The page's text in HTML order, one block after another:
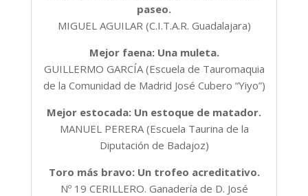
paseo.
MIGUEL AGUILAR (C.I.T.A.R. Guadalajara)
Mejor faena: Una muleta.
GUILLERMO GARCÍA (Escuela de Tauromaquia
de la Comunidad de Madrid José Cubero “Yiyo”)
Mejor estocada: Un estoque de matador.
MANUEL PERERA (Escuela Taurina de la
Diputación de Badajoz)
Toro más bravo: Un trofeo acreditativo.
Nº 19 CERILLERO. Ganadería de D. José